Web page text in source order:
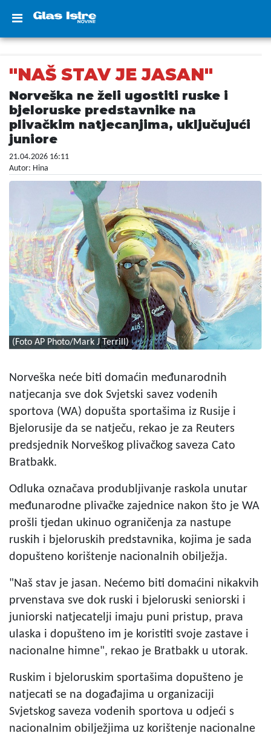
"NAŠ STAV JE JASAN"
Norveška ne želi ugostiti ruske i
bjeloruske predstavnike na
plivačkim natjecanjima, uključujući
juniore
21.04.2026 16:11
Autor: Hina
(Foto AP Photo/Mark J Terrill)
Norveška neće biti domaćin međunarodnih
natjecanja sve dok Svjetski savez vodenih
sportova (WA) dopušta sportašima iz Rusije i
Bjelorusije da se natječu, rekao je za Reuters
predsjednik Norveškog plivačkog saveza Cato
Bratbakk.
Odluka označava produbljivanje raskola unutar
međunarodne plivačke zajednice nakon što je WA
prošli tjedan ukinuo ograničenja za nastupe
ruskih i bjeloruskih predstavnika, kojima je sada
dopušteno korištenje nacionalnih obilježja.
"Naš stav je jasan. Nećemo biti domaćini nikakvih
prvenstava sve dok ruski i bjeloruski seniorski i
juniorski natjecatelji imaju puni pristup, prava
ulaska i dopušteno im je koristiti svoje zastave i
nacionalne himne", rekao je Bratbakk u utorak.
Ruskim i bjeloruskim sportašima dopušteno je
natjecati se na događajima u organizaciji
Svjetskog saveza vodenih sportova u odjeći s
nacionalnim obilježjima uz korištenje nacionalne